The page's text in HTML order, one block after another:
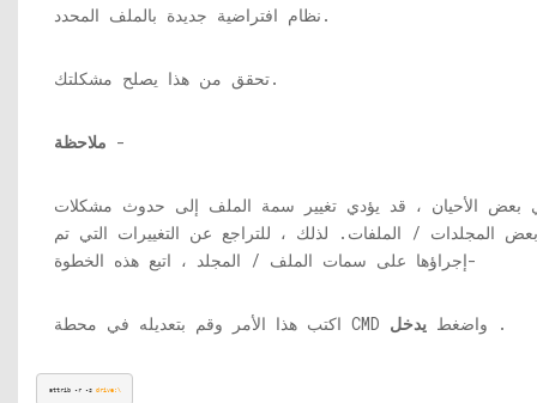
نظام افتراضية جديدة بالملف المحدد.
تحقق من هذا يصلح مشكلتك.
ملاحظة -
بعض الأحيان ، قد يؤدي تغيير سمة الملف إلى حدوث مشكلات
المجلدات / الملفات. لذلك ، للتراجع عن التغييرات التي تم
إجراؤها على سمات الملف / المجلد ، اتبع هذه الخطوة-
اكتب هذا الأمر وقم بتعديله في محطة CMD واضغط يدخل .
attrib -r -s drive:\